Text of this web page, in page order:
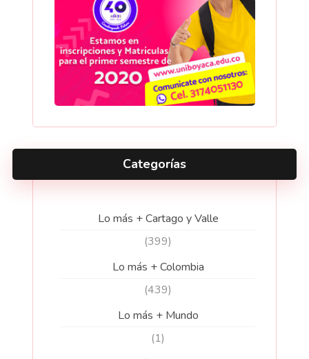
Categorías
Lo más + Cartago y Valle
(399)
Lo más + Colombia
(439)
Lo más + Mundo
(1)